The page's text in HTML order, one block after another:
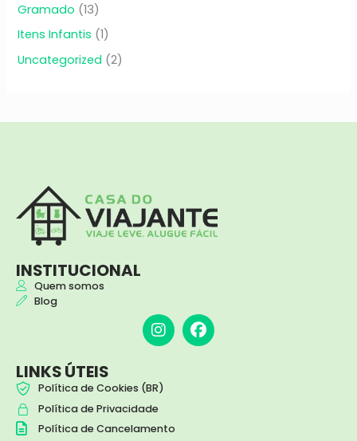
Gramado (13)
Itens Infantis (1)
Uncategorized (2)
INSTITUCIONAL
Quem somos
Blog
I
n
s
a
g
r
a
F
a
c
LINKS ÚTEIS
Política de Cookies (BR)
Política de Privacidade
Política de Cancelamento